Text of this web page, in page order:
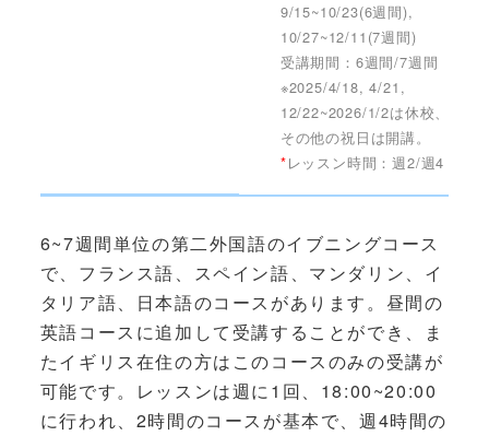
9/15~10/23(6週間),
10/27~12/11(7週間)
受講期間：6週間/7週間
※2025/4/18, 4/21,
12/22~2026/1/2は休校、
その他の祝日は開講。
*レッスン時間：週2/週4
6~7週間単位の第二外国語のイブニングコース
で、フランス語、スペイン語、マンダリン、イ
タリア語、日本語のコースがあります。昼間の
英語コースに追加して受講することができ、ま
たイギリス在住の方はこのコースのみの受講が
可能です。レッスンは週に1回、18:00~20:00
に行われ、2時間のコースが基本で、週4時間の